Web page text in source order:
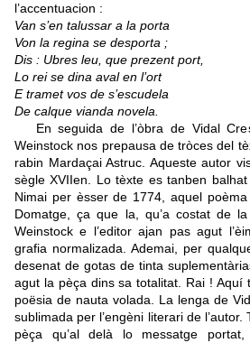
l’accentuacion :
Van s’en talussar a la porta
Von la regina se desporta ;
Dis : Ubres leu, que prezent port,
Lo rei se dina aval en l’ort
E tramet vos de s’escudela
De calque vianda novela.
En seguida de l’òbra de Vidal
Weinstock nos prepausa de tròces del
rabin Mardaçai Astruc. Aqueste autor
sègle XVIIen. Lo tèxte es tanben balhat
Nimai per èsser de 1774, aquel
Domatge, ça que la, qu’a costat de la
Weinstock e l’editor ajan pas agut
grafia normalizada. Ademai, per
desenat de gotas de tinta
agut la pèça dins sa totalitat. Rai ! Aquí
poësia de nauta volada. La lenga de
sublimada per l’engèni literari de
pèça qu’al delà lo messatge